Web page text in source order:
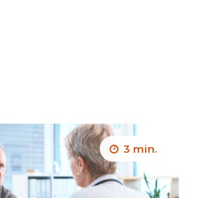
3 min.